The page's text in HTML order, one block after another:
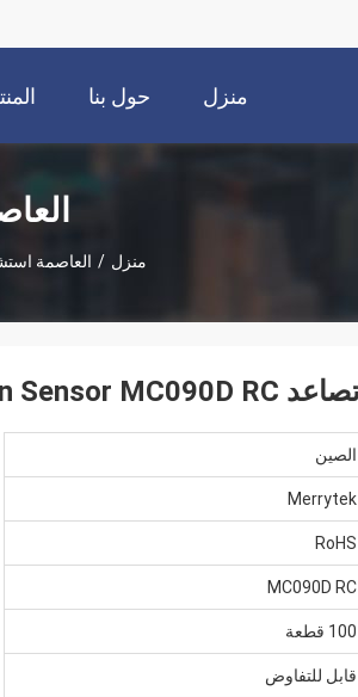
منزل حول بنا
منزل / العاصمة
الصين
Merrytek
RoHS
MC090D RC
100 قطعة
قابل للتفاوض